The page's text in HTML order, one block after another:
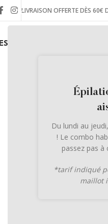
Du lundi au
! Le combo
passez pas à
*tarif indiqué
maillot
LIVRAISON OFFERTE DÈS 60€
INSTITUTS